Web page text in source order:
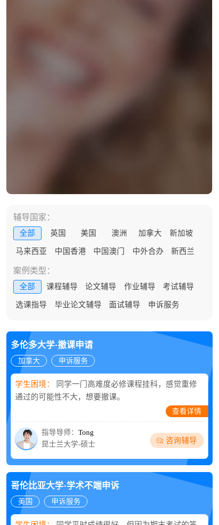
辅导国家：
全部 英国 美国 澳洲 加拿大 新加坡
马来西亚 中国香港 中国澳门 中外合办 新西兰
案例类型：
全部 课程辅导 论文辅导 作业辅导 考试辅导
选课指导 毕业论文辅导 面试辅导 申诉服务
多伦多大学·撤课申请
加拿大 申诉服务
学生困境：
通过的可能性不大，想要撤课。
查看详情
指导导师：Tong
昆士兰大学-硕士
咨询辅导
哥伦比亚大学·学术不端申诉
美国 申诉服务